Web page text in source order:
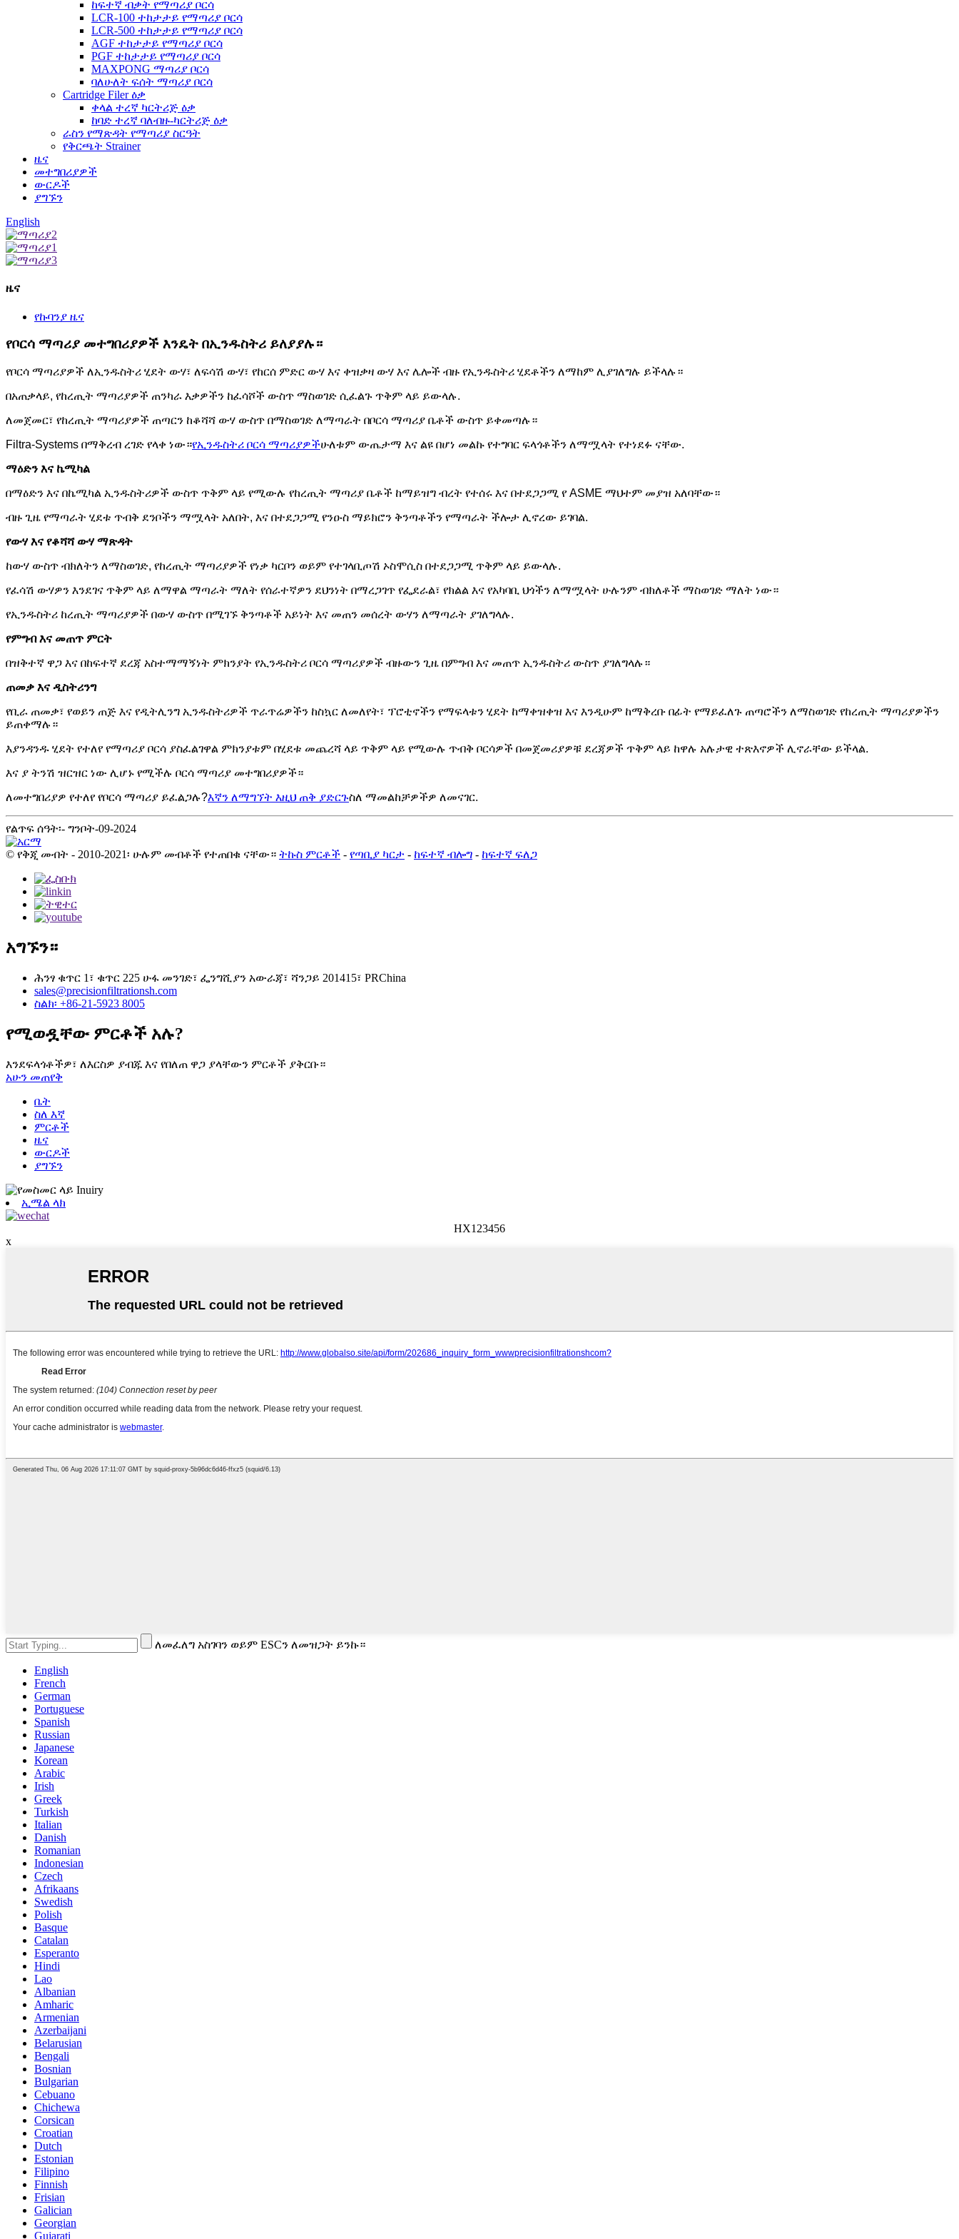
ከፍተኛ ብቃት የማጣሪያ ቦርሳ
LCR-100 ተከታታይ የማጣሪያ ቦርሳ
LCR-500 ተከታታይ የማጣሪያ ቦርሳ
AGF ተከታታይ የማጣሪያ ቦርሳ
PGF ተከታታይ የማጣሪያ ቦርሳ
MAXPONG ማጣሪያ ቦርሳ
ባለሁለት ፍሰት ማጣሪያ ቦርሳ
Cartridge Filer ዕቃ
ቀላል ተረኛ ካርትሪጅ ዕቃ
ከባድ ተረኛ ባለብዙ-ካርትሪጅ ዕቃ
ራስን የማጽዳት የማጣሪያ ስርዓት
የቅርጫት Strainer
ዜና
መተግበሪያዎች
ውርዶች
ያግኙን
English
ዜና
የኩባንያ ዜና
የቦርሳ ማጣሪያ መተግበሪያዎች እንዴት በኢንዱስትሪ ይለያያሉ።
የቦርሳ ማጣሪያዎች ለኢንዱስትሪ ሂደት ውሃ፣ ለፍሳሽ ውሃ፣ የከርሰ ምድር ውሃ እና ቀዝቃዛ ውሃ እና ሌሎች ብዙ የኢንዱስትሪ ሂደቶችን ለማከም ሊያገለግሉ ይችላሉ።
በአጠቃላይ, የከረጢት ማጣሪያዎች ጠንካራ እቃዎችን ከፈሳሾች ውስጥ ማስወገድ ሲፈልጉ ጥቅም ላይ ይውላሉ.
ለመጀመር፣ የከረጢት ማጣሪያዎች ጠጣርን ከቆሻሻ ውሃ ውስጥ በማስወገድ ለማጣራት በቦርሳ ማጣሪያ ቤቶች ውስጥ ይቀመጣሉ።
Filtra-Systems በማቅረብ ረገድ የላቀ ነው።የኢንዱስትሪ ቦርሳ ማጣሪያዎችሁለቱም ውጤታማ እና ልዩ በሆነ መልኩ የተግባር ፍላጎቶችን ለማሟላት የተነደፉ ናቸው.
ማዕድን እና ኬሚካል
በማዕድን እና በኬሚካል ኢንዱስትሪዎች ውስጥ ጥቅም ላይ የሚውሉ የከረጢት ማጣሪያ ቤቶች ከማይዝግ ብረት የተሰሩ እና በተደጋጋሚ የ ASME ማህተም መያዝ አለባቸው።
ብዙ ጊዜ የማጣራት ሂደቱ ጥብቅ ደንቦችን ማሟላት አለበት, እና በተደጋጋሚ የንዑስ ማይክሮን ቅንጣቶችን የማጣራት ችሎታ ሊኖረው ይገባል.
የውሃ እና የቆሻሻ ውሃ ማጽዳት
ከውሃ ውስጥ ብክለትን ለማስወገድ, የከረጢት ማጣሪያዎች የነቃ ካርቦን ወይም የተገላቢጦሽ ኦስሞሲስ በተደጋጋሚ ጥቅም ላይ ይውላሉ.
የፈሳሽ ውሃዎን እንደገና ጥቅም ላይ ለማዋል ማጣራት ማለት የሰራተኛዎን ደህንነት በማረጋገጥ የፌደራል፣ የክልል እና የአካባቢ ህጎችን ለማሟላት ሁሉንም ብክለቶች ማስወገድ ማለት ነው።
የኢንዱስትሪ ከረጢት ማጣሪያዎች በውሃ ውስጥ በሚገኙ ቅንጣቶች አይነት እና መጠን መሰረት ውሃን ለማጣራት ያገለግላሉ.
የምግብ እና መጠጥ ምርት
በዝቅተኛ ዋጋ እና በከፍተኛ ደረጃ አስተማማኝነት ምክንያት የኢንዱስትሪ ቦርሳ ማጣሪያዎች ብዙውን ጊዜ በምግብ እና መጠጥ ኢንዱስትሪ ውስጥ ያገለግላሉ።
ጠመቃ እና ዲስትሪንግ
የቢራ ጠመቃ፣ የወይን ጠጅ እና የዲትሊንግ ኢንዱስትሪዎች ጥራጥሬዎችን ከስኳር ለመለየት፣ ፕሮቲኖችን የማፍላቱን ሂደት ከማቀዝቀዝ እና እንዲሁም ከማቅረቡ በፊት የማይፈለጉ ጠጣሮችን ለማስወገድ የከረጢት ማጣሪያዎችን
ይጠቀማሉ።
እያንዳንዱ ሂደት የተለየ የማጣሪያ ቦርሳ ያስፈልገዋል ምክንያቱም በሂደቱ መጨረሻ ላይ ጥቅም ላይ የሚውሉ ጥብቅ ቦርሳዎች በመጀመሪያዎቹ ደረጃዎች ጥቅም ላይ ከዋሉ አሉታዊ ተጽእኖዎች ሊኖራቸው ይችላል.
እና ያ ትንሽ ዝርዝር ነው ሊሆኑ የሚችሉ ቦርሳ ማጣሪያ መተግበሪያዎች።
ለመተግበሪያዎ የተለየ የቦርሳ ማጣሪያ ይፈልጋሉ?እኛን ለማግኘት እዚህ ጠቅ ያድርጉስለ ማመልከቻዎችዎ ለመናገር.
የልጥፍ ሰዓት፡- ግንቦት-09-2024
© የቅጂ መብት - 2010-2021፡ ሁሉም መብቶች የተጠበቁ ናቸው። ትኩስ ምርቶች - የጣቢያ ካርታ - ከፍተኛ ብሎግ - ከፍተኛ ፍለጋ
አግኙን።
ሕንፃ ቁጥር 1፣ ቁጥር 225 ሁፋ መንገድ፣ ፌንግሺያን አውራጃ፣ ሻንጋይ 201415፣ PRChina
sales@precisionfiltrationsh.com
ስልክ፡ +86-21-5923 8005
የሚወዷቸው ምርቶች አሉ?
እንደፍላጎቶችዎ፣ ለእርስዎ ያብጁ እና የበለጠ ዋጋ ያላቸውን ምርቶች ያቅርቡ።
አሁን መጠየቅ
ቤት
ስለ እኛ
ምርቶች
ዜና
ውርዶች
ያግኙን
ኢሜል ላክ
HX123456
x
ለመፈለግ አስገባን ወይም ESCን ለመዝጋት ይንኩ።
English
French
German
Portuguese
Spanish
Russian
Japanese
Korean
Arabic
Irish
Greek
Turkish
Italian
Danish
Romanian
Indonesian
Czech
Afrikaans
Swedish
Polish
Basque
Catalan
Esperanto
Hindi
Lao
Albanian
Amharic
Armenian
Azerbaijani
Belarusian
Bengali
Bosnian
Bulgarian
Cebuano
Chichewa
Corsican
Croatian
Dutch
Estonian
Filipino
Finnish
Frisian
Galician
Georgian
Gujarati